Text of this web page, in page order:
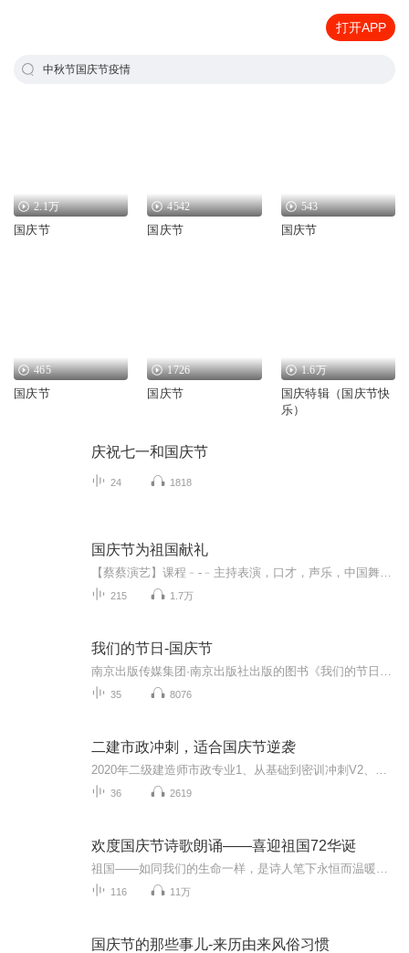
打开APP
中秋节国庆节疫情
2.1万
国庆节
4542
国庆节
543
国庆节
465
国庆节
1726
国庆节
1.6万
国庆特辑（国庆节快
乐）
庆祝七一和国庆节
24 1818
国庆节为祖国献礼
215 1.7万
我们的节日-国庆节
35 8076
二建市政冲刺，适合国庆节逆袭
36 2619
欢度国庆节诗歌朗诵——喜迎祖国72华诞
116 11万
国庆节的那些事儿-来历由来风俗习惯